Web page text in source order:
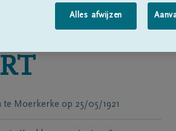
te Moerkerke op 25/05/1921
Alles afwijzen